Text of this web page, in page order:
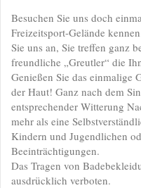
Besuchen Sie uns doch
Freizeitsport-Gelände
Sie uns an, Sie treffen ganz
freundliche „Greutler“ die
Genießen Sie das
der Haut! Ganz nach dem
entsprechender Witterung
mehr als eine
Kindern und Jugendlichen
Beeinträchtigungen.
Das Tragen von
ausdrücklich verboten.